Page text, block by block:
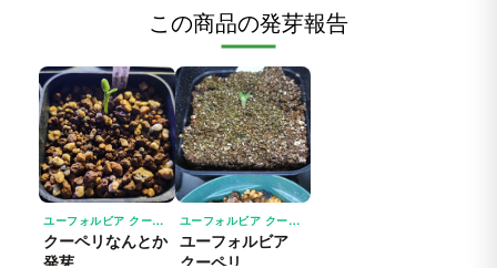
この商品の発芽報告
ユーフォルビア クーペリ EUPHORBIA COOPERI
クーペリなんとか
発芽
ユーフォルビア クーペリ EUPHORBIA COOPERI
ユーフォルビア
クーペリ